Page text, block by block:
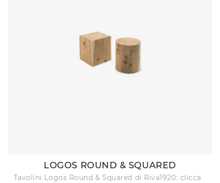
LOGOS ROUND & SQUARED
Tavolini Logos Round & Squared di Riva1920: clicca